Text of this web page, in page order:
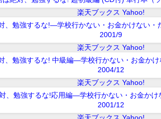
楽天ブックス Yahoo!
楽天ブックス Yahoo!
楽天ブックス Yahoo!